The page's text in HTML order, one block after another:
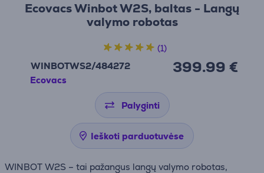
Ecovacs Winbot W2S, baltas - Langų
valymo robotas
WINBOTWS2/484272
Ecovacs
399.99 €
(1)
Palyginti
Ieškoti parduotuvėse
WINBOT W2S – tai pažangus langų valymo robotas,